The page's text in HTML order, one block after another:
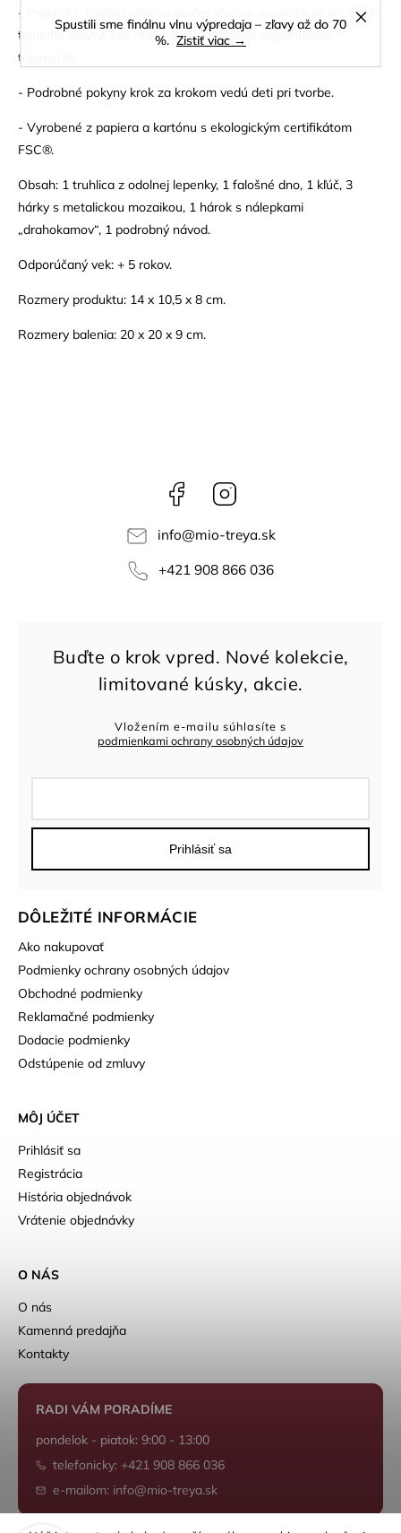
Spustili sme finálnu vlnu výpredaja – zľavy až do 70
%. Zistiť viac →
- Praktické: falošné dno sa otvára kľúčom a umožňuje prístup k
tajnému úkrytu, kde môžu deti ukryť svoje najcennejšie
tajomstvá.
- Podrobné pokyny krok za krokom vedú deti pri tvorbe.
- Vyrobené z papiera a kartónu s ekologickým certifikátom
FSC®.
Obsah: 1 truhlica z odolnej lepenky, 1 falošné dno, 1 kľúč, 3
hárky s metalickou mozaikou, 1 hárok s nálepkami
„drahokamov“, 1 podrobný návod.
Odporúčaný vek: + 5 rokov.
Rozmery produktu: 14 x 10,5 x 8 cm.
Rozmery balenia: 20 x 20 x 9 cm.
Facebook
info@mio-treya.sk
+421 908 866 036
DÔLEŽITÉ INFORMÁCIE
Ako nakupovať
Podmienky ochrany osobných údajov
Obchodné podmienky
Reklamačné podmienky
Dodacie podmienky
Odstúpenie od zmluvy
MÔJ ÚČET
Prihlásiť sa
Registrácia
História objednávok
Vrátenie objednávky
Vložením e-mailu súhlasíte s
podmienkami ochrany osobných údajov
Prihlásiť sa
O NÁS
O nás
Kamenná predajňa
Kontakty
RADI VÁM PORADÍME
pondelok - piatok: 9:00 - 13:00
telefonicky: +421 908 866 036
e-mailom: info@mio-treya.sk